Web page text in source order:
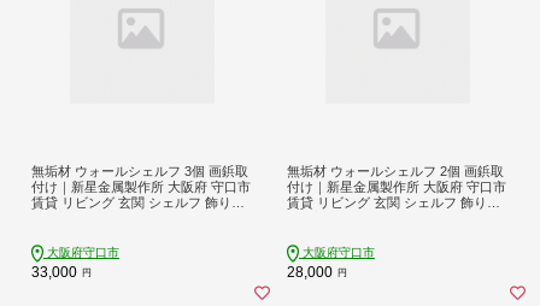
無垢材 ウォールシェルフ 3個 画鋲取
付け｜新星金属製作所 大阪府 守口市
賃貸 リビング 玄関 シェルフ 飾り棚
大阪府守口市
33,000 円
無垢材 ウォールシェルフ 2個 画鋲取
付け｜新星金属製作所 大阪府 守口市
賃貸 リビング 玄関 シェルフ 飾り棚
大阪府守口市
28,000 円